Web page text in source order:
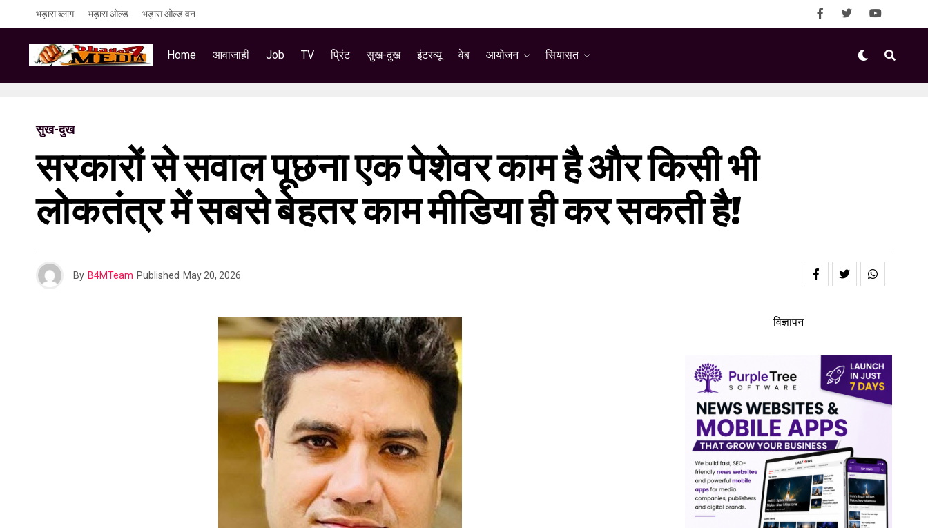
भड़ास ब्लाग भड़ास ओल्ड भड़ास ओल्ड वन
Home आवाजाही Job TV प्रिंट सुख-दुख इंटरव्यू वेब आयोजन सियासत
सुख-दुख
सरकारों से सवाल पूछना एक पेशेवर काम है और किसी भी
लोकतंत्र में सबसे बेहतर काम मीडिया ही कर सकती है!
By B4MTeam Published May 20, 2026
विज्ञापन